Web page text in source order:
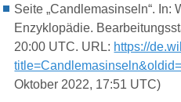
Seite „Candlemasinseln“. In:
Enzyklopädie.
20:00 UTC. URL: https://
Oktober 2022, 17:51 UTC)